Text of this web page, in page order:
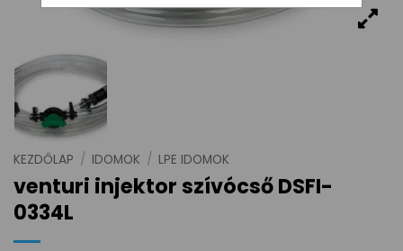
KEZDŐLAP / IDOMOK / LPE IDOMOK
venturi injektor szívócső DSFI-
0334L